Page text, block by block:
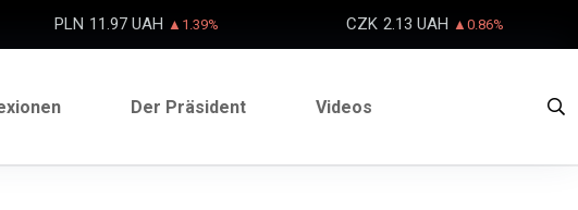
PLN 11.97 UAH ▲1.39% CZK 2.13 UAH ▲0.86%
Der Präsident Videos